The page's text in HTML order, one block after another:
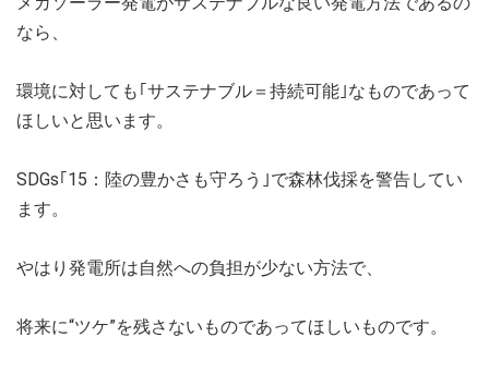
なら、
環境に対しても｢サステナブル＝持続可能｣なものであって
ほしいと思います。
SDGs｢15：陸の豊かさも守ろう｣で森林伐採を警告してい
ます。
やはり発電所は自然への負担が少ない方法で、
将来に“ツケ”を残さないものであってほしいものです。